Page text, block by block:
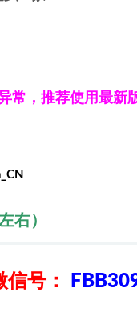
常，推荐使用最新
右）
信号：